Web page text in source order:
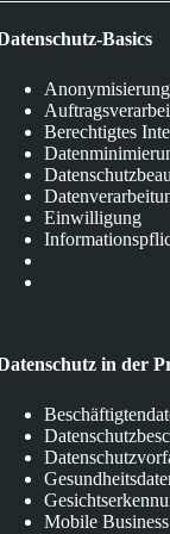
Basics
Berechtigtes
Einwilligung
in der
Mobile Business